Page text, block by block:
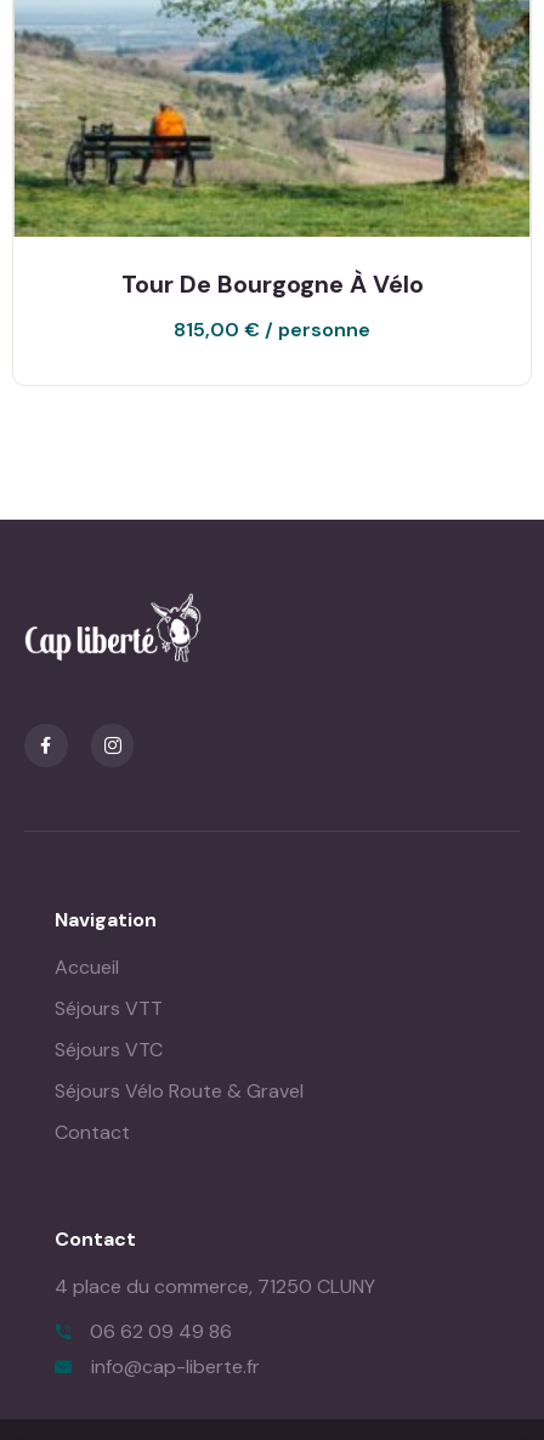
Tour De Bourgogne À Vélo
815,00 €
Navigation
Accueil
Séjours VTT
Séjours VTC
Séjours Vélo Route & Gravel
Contact
Contact
4 place du commerce, 71250 CLUNY
06 62 09 49 86
info@cap-liberte.fr